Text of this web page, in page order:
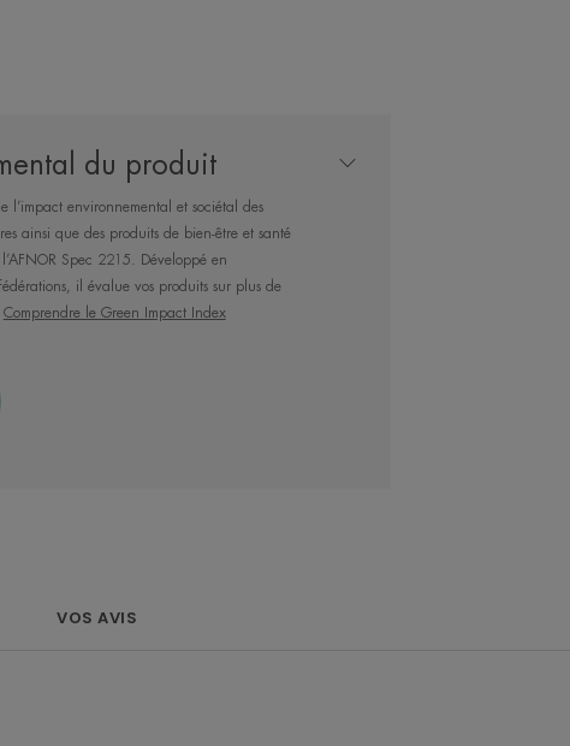
aussi légère que de l'eau pour une
résistante à l'eau a été développée
légère que de l'eau. S'absorbe
du produit
l’impact environnemental et sociétal des
ainsi que des produits de bien-être et santé
Spec 2215. Développé en
il évalue vos produits sur plus de
Comprendre le Green Impact Index
VOS AVIS